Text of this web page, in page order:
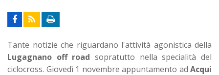
Tante notizie che riguardano l'attività agonistica della
Lugagnano off road sopratutto nella specialità del
ciclocross. Giovedì 1 novembre appuntamento ad Acqui